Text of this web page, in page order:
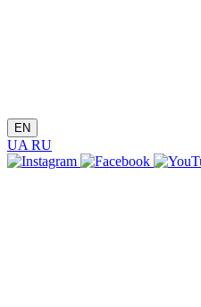
EN
UA RU